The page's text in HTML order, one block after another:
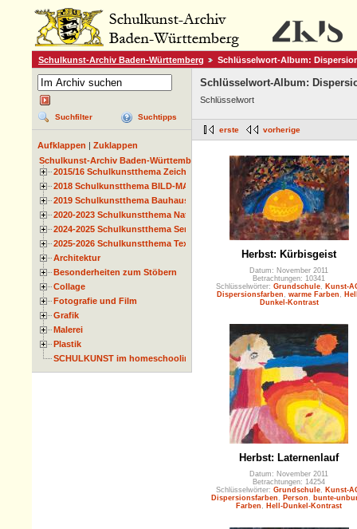
Schulkunst-Archiv Baden-Württemberg Schlüsselwort-Album:
Suchfilter Suchtipps
Aufklappen
Zuklappen
Schulkunst-Archiv Baden-Württemberg
2015/16 Schulkunstthema Zeichnen
2018 Schulkunstthema BILD-MATERIAL-OBJEKT
2019 Schulkunstthema Bauhaus
2020-2023 Schulkunstthema Natur und Zeit
2024-2025 Schulkunstthema Serie
2025-2026 Schulkunstthema Textil
Architektur
Besonderheiten zum Stöbern
Collage
Fotografie und Film
Grafik
Malerei
Plastik
SCHULKUNST im homeschooling
Schlüsselwort-Album:
Schlüsselwort
erste vorherige
Herbst: Kürbisgeist
Datum: November 2011
Betrachtungen: 10341
Schlüsselwörter: Grundschule,
Kunst-
Dispersionsfarben
warme Farben
Dunkel-Kontrast
Herbst: Laternenlauf
Datum: November 2011
Betrachtungen: 14254
Schlüsselwörter: Grundschule,
Kunst-
Dispersionsfarben
Person
bunte-
Farben
Hell-Dunkel-Kontrast